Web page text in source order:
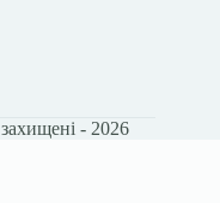
- 2026